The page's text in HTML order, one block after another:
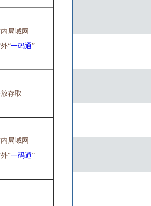
内局域网
外“一码通”
放存取
内局域网
外“一码通”